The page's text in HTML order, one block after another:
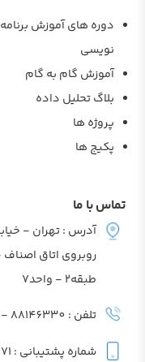
دوره های آموزش برنامه
نویسی
آموزش گام به گام
بلاگ تحلیل داده
پروژه ها
پکیج ها
تماس با ما
آدرس : تهران -
طبقه2 - واحد7
تلفن : 88146330 - 88146323
شماره پشتیبانی : 09905283471